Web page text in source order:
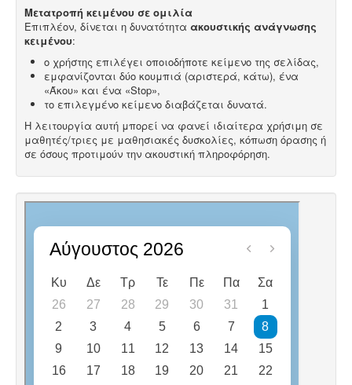
Μετατροπή κειμένου σε ομιλία
Επιπλέον, δίνεται η δυνατότητα ακουστικής ανάγνωσης
κειμένου:
ο χρήστης επιλέγει οποιοδήποτε κείμενο της σελίδας,
εμφανίζονται δύο κουμπιά (αριστερά, κάτω), ένα
«Άκου» και ένα «Stop»,
το επιλεγμένο κείμενο διαβάζεται δυνατά.
Η λειτουργία αυτή μπορεί να φανεί ιδιαίτερα χρήσιμη σε
μαθητές/τριες με μαθησιακές δυσκολίες, κόπωση όρασης ή
σε όσους προτιμούν την ακουστική πληροφόρηση.